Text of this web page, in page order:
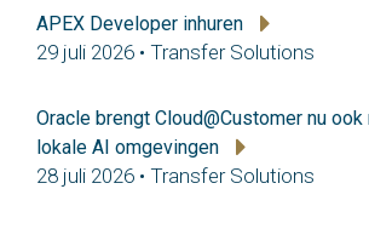
APEX Developer inhuren
29 juli 2026 • Transfer Solutions
Oracle brengt Cloud@Customer nu ook
lokale AI omgevingen
28 juli 2026 • Transfer Solutions